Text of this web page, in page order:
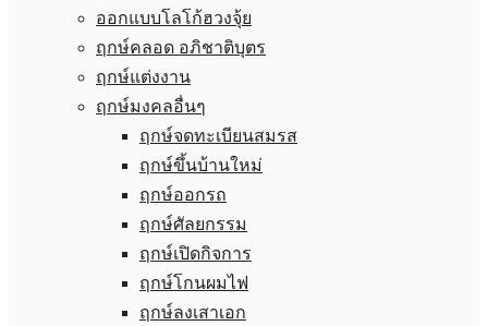
ออกแบบโลโก้ฮวงจุ้ย
ฤกษ์คลอด อภิชาติบุตร
ฤกษ์แต่งงาน
ฤกษ์มงคลอื่นๆ
ฤกษ์จดทะเบียนสมรส
ฤกษ์ขึ้นบ้านใหม่
ฤกษ์ออกรถ
ฤกษ์ศัลยกรรม
ฤกษ์เปิดกิจการ
ฤกษ์โกนผมไฟ
ฤกษ์ลงเสาเอก